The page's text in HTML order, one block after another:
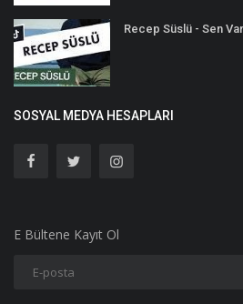
Recep Süslü - Sen
SOSYAL MEDYA HESAPLARI
E Bültene Kayıt Ol